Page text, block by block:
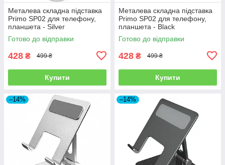
Металева складна підставка
Primo SP02 для телефону,
планшета - Silver
Готово до відправки
428 ₴ 499 ₴
Купити
Металева складна підставка
Primo SP02 для телефону,
планшета - Black
Готово до відправки
428 ₴ 499 ₴
Купити
–14% –14%